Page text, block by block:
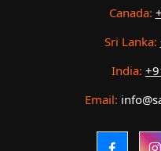
Canada:
Sri Lanka:
India:
Email: